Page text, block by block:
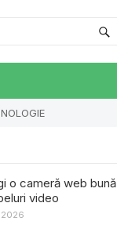
o cameră web bună
video
2026